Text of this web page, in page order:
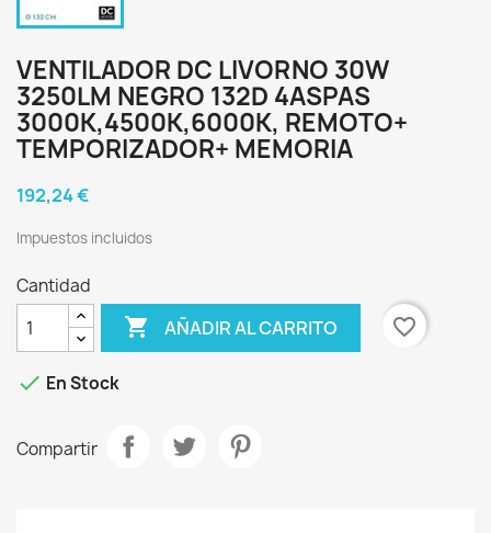
VENTILADOR DC LIVORNO 30W
3250LM NEGRO 132D 4ASPAS
3000K,4500K,6000K, REMOTO+
TEMPORIZADOR+ MEMORIA
192,24 €
Impuestos incluidos
Cantidad
 AÑADIR AL CARRITO favorite_border
 En Stock
Compartir